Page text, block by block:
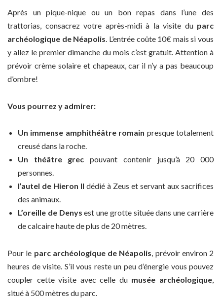
Après un pique-nique ou un bon repas dans l’une des
trattorias, consacrez votre après-midi à la visite du parc
archéologique de Néapolis. L’entrée coûte 10€ mais si vous
y allez le premier dimanche du mois c’est gratuit. Attention à
prévoir crème solaire et chapeaux, car il n’y a pas beaucoup
d’ombre!
Vous pourrez y admirer:
Un immense amphithéâtre romain presque totalement
creusé dans la roche.
Un théâtre grec pouvant contenir jusqu’à 20 000
personnes.
l’autel de Hieron II dédié à Zeus et servant aux sacrifices
des animaux.
L’oreille de Denys est une grotte située dans une carrière
de calcaire haute de plus de 20 mètres.
Pour le parc archéologique de Néapolis , prévoir environ 2
heures de visite. S’il vous reste un peu d’énergie vous pouvez
coupler cette visite avec celle du musée archéologique
situé à 500 mètres du parc.